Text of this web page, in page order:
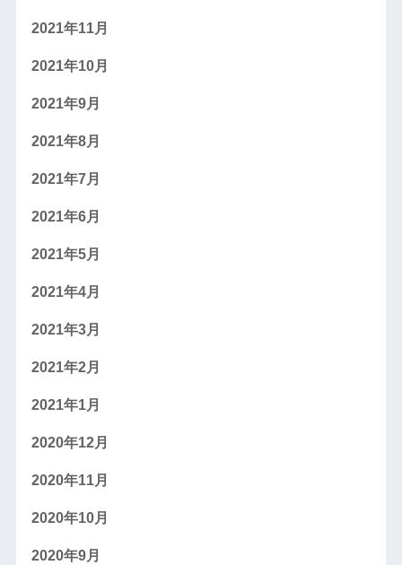
2021年11月
2021年10月
2021年9月
2021年8月
2021年7月
2021年6月
2021年5月
2021年4月
2021年3月
2021年2月
2021年1月
2020年12月
2020年11月
2020年10月
2020年9月